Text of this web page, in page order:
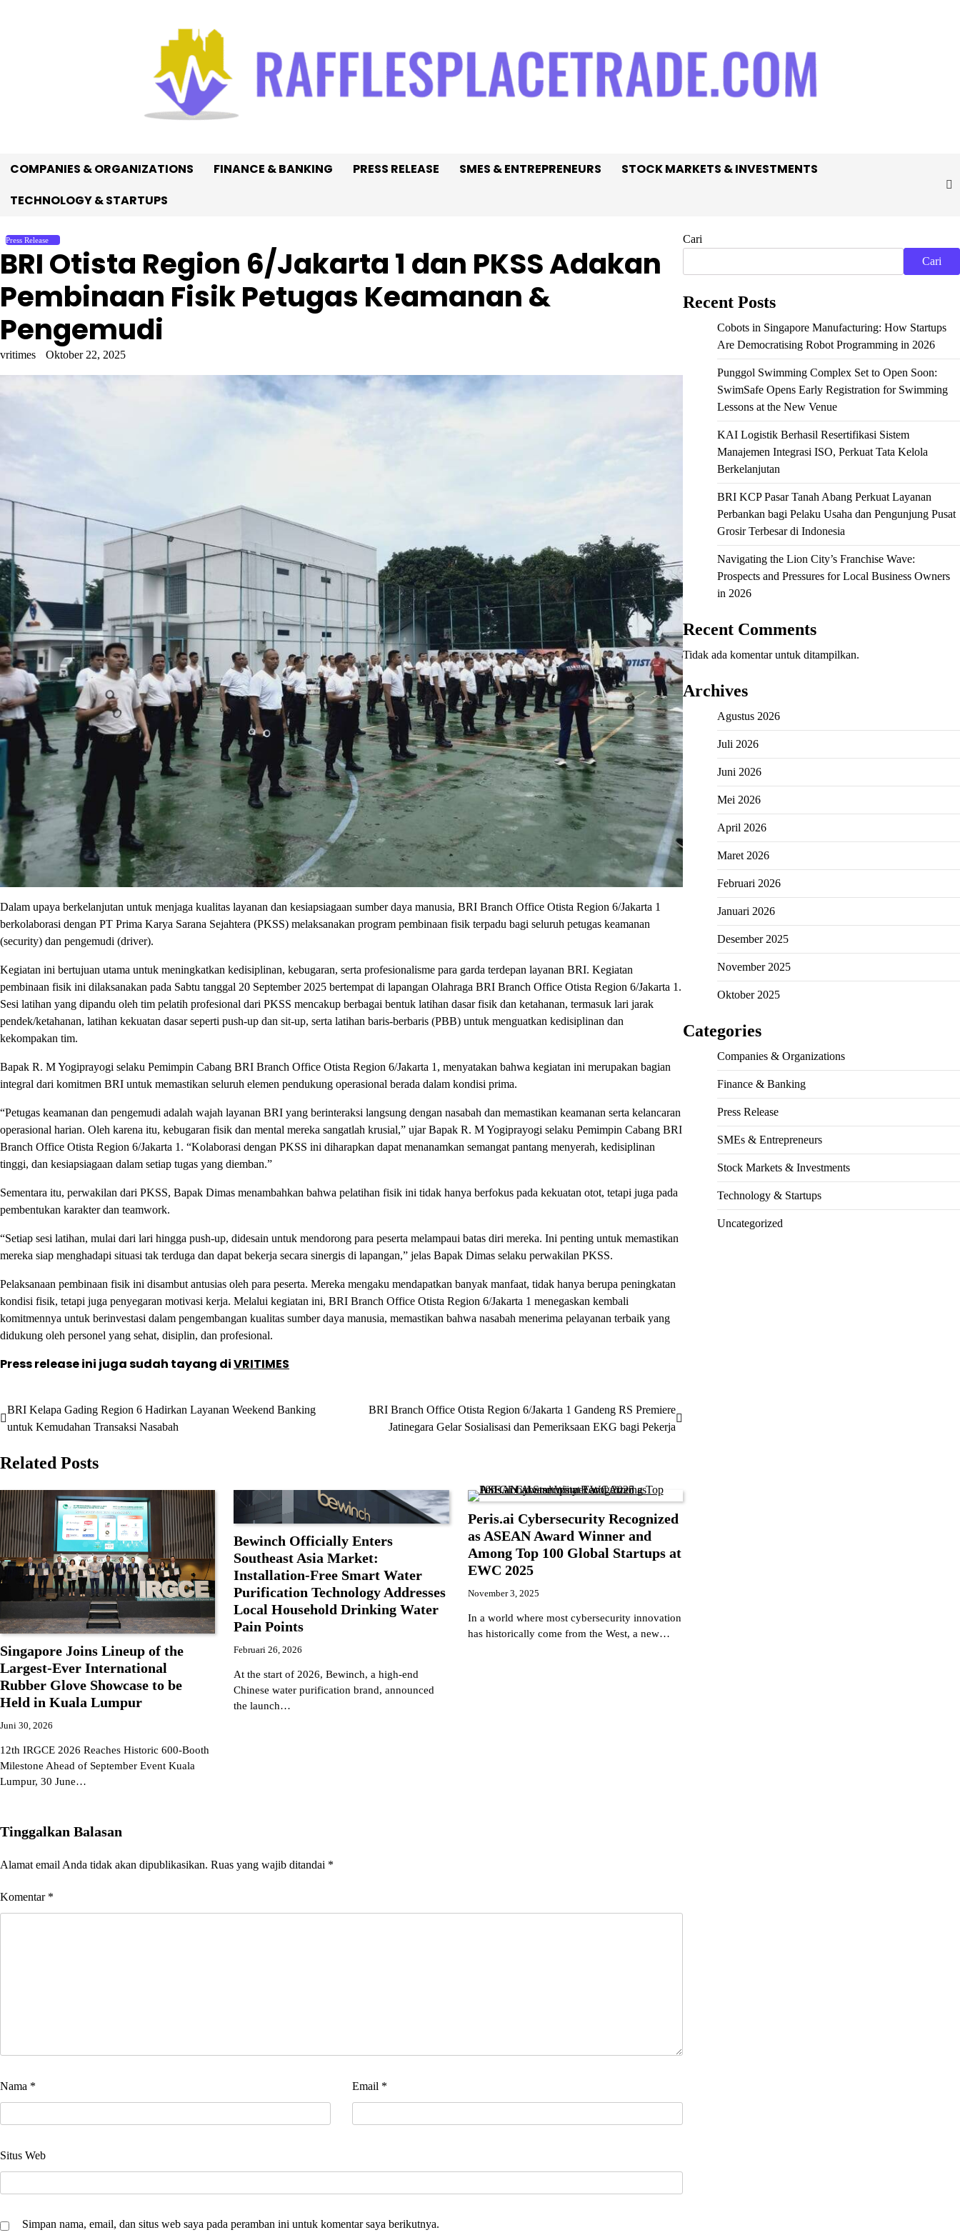
COMPANIES & ORGANIZATIONS FINANCE & BANKING PRESS RELEASE SMES & ENTREPRENEURS
STOCK MARKETS & INVESTMENTS
TECHNOLOGY & STARTUPS
Press Release
BRI Otista Region 6/Jakarta 1 dan PKSS Adakan
Pembinaan Fisik Petugas Keamanan &
Pengemudi
vritimes Oktober 22, 2025
Dalam upaya berkelanjutan untuk menjaga kualitas layanan dan kesiapsiagaan sumber daya manusia, BRI Branch Office Otista Region 6/Jakarta 1
berkolaborasi dengan PT Prima Karya Sarana Sejahtera (PKSS) melaksanakan program pembinaan fisik terpadu bagi seluruh petugas keamanan
(security) dan pengemudi (driver).
Kegiatan ini bertujuan utama untuk meningkatkan kedisiplinan, kebugaran, serta profesionalisme para garda terdepan layanan BRI. Kegiatan
pembinaan fisik ini dilaksanakan pada Sabtu tanggal 20 September 2025 bertempat di lapangan Olahraga BRI Branch Office Otista Region 6/Jakarta 1.
Sesi latihan yang dipandu oleh tim pelatih profesional dari PKSS mencakup berbagai bentuk latihan dasar fisik dan ketahanan, termasuk lari jarak
pendek/ketahanan, latihan kekuatan dasar seperti push-up dan sit-up, serta latihan baris-berbaris (PBB) untuk menguatkan kedisiplinan dan
kekompakan tim.
Bapak R. M Yogiprayogi selaku Pemimpin Cabang BRI Branch Office Otista Region 6/Jakarta 1, menyatakan bahwa kegiatan ini merupakan bagian
integral dari komitmen BRI untuk memastikan seluruh elemen pendukung operasional berada dalam kondisi prima.
“Petugas keamanan dan pengemudi adalah wajah layanan BRI yang berinteraksi langsung dengan nasabah dan memastikan keamanan serta kelancaran
operasional harian. Oleh karena itu, kebugaran fisik dan mental mereka sangatlah krusial,” ujar Bapak R. M Yogiprayogi selaku Pemimpin Cabang BRI
Branch Office Otista Region 6/Jakarta 1. “Kolaborasi dengan PKSS ini diharapkan dapat menanamkan semangat pantang menyerah, kedisiplinan
tinggi, dan kesiapsiagaan dalam setiap tugas yang diemban.”
Sementara itu, perwakilan dari PKSS, Bapak Dimas menambahkan bahwa pelatihan fisik ini tidak hanya berfokus pada kekuatan otot, tetapi juga pada
pembentukan karakter dan teamwork.
“Setiap sesi latihan, mulai dari lari hingga push-up, didesain untuk mendorong para peserta melampaui batas diri mereka. Ini penting untuk memastikan
mereka siap menghadapi situasi tak terduga dan dapat bekerja secara sinergis di lapangan,” jelas Bapak Dimas selaku perwakilan PKSS.
Pelaksanaan pembinaan fisik ini disambut antusias oleh para peserta. Mereka mengaku mendapatkan banyak manfaat, tidak hanya berupa peningkatan
kondisi fisik, tetapi juga penyegaran motivasi kerja. Melalui kegiatan ini, BRI Branch Office Otista Region 6/Jakarta 1 menegaskan kembali
komitmennya untuk berinvestasi dalam pengembangan kualitas sumber daya manusia, memastikan bahwa nasabah menerima pelayanan terbaik yang
didukung oleh personel yang sehat, disiplin, dan profesional.
Press release ini juga sudah tayang diVRITIMES
Navigasi
BRI Kelapa Gading Region 6 Hadirkan Layanan Weekend Banking
untuk Kemudahan Transaksi Nasabah
BRI Branch Office Otista Region 6/Jakarta 1 Gandeng RS Premiere
Jatinegara Gelar Sosialisasi dan Pemeriksaan EKG bagi Pekerja
Related Posts
Singapore Joins Lineup of the
Largest-Ever International
Rubber Glove Showcase to be
Held in Kuala Lumpur
Juni 30, 2026
12th IRGCE 2026 Reaches Historic 600-Booth
Milestone Ahead of September Event Kuala
Lumpur, 30 June…
Bewinch Officially Enters
Southeast Asia Market:
Installation-Free Smart Water
Purification Technology Addresses
Local Household Drinking Water
Pain Points
Februari 26, 2026
At the start of 2026, Bewinch, a high-end
Chinese water purification brand, announced
the launch…
Peris.ai Cybersecurity Recognized
as ASEAN Award Winner and
Among Top 100 Global Startups at
EWC 2025
November 3, 2025
In a world where most cybersecurity innovation
has historically come from the West, a new…
Tinggalkan Balasan
Alamat email Anda tidak akan dipublikasikan. Ruas yang wajib ditandai *
Komentar *
Nama * Email *
Situs Web
Simpan nama, email, dan situs web saya pada peramban ini untuk komentar saya berikutnya.
Cari
Cari
Recent Posts
Cobots in Singapore Manufacturing: How Startups
Are Democratising Robot Programming in 2026
Punggol Swimming Complex Set to Open Soon:
SwimSafe Opens Early Registration for Swimming
Lessons at the New Venue
KAI Logistik Berhasil Resertifikasi Sistem
Manajemen Integrasi ISO, Perkuat Tata Kelola
Berkelanjutan
BRI KCP Pasar Tanah Abang Perkuat Layanan
Perbankan bagi Pelaku Usaha dan Pengunjung Pusat
Grosir Terbesar di Indonesia
Navigating the Lion City’s Franchise Wave:
Prospects and Pressures for Local Business Owners
in 2026
Recent Comments
Tidak ada komentar untuk ditampilkan.
Archives
Agustus 2026
Juli 2026
Juni 2026
Mei 2026
April 2026
Maret 2026
Februari 2026
Januari 2026
Desember 2025
November 2025
Oktober 2025
Categories
Companies & Organizations
Finance & Banking
Press Release
SMEs & Entrepreneurs
Stock Markets & Investments
Technology & Startups
Uncategorized